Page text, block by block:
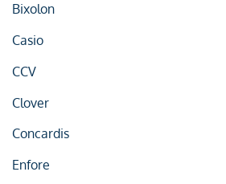
Bixolon
Casio
CCV
Clover
Concardis
Enfore